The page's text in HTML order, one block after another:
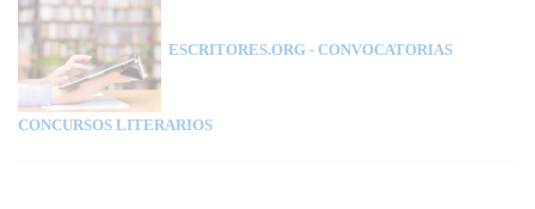
ESCRITORES.ORG - CONVOCATORIAS
CONCURSOS LITERARIOS